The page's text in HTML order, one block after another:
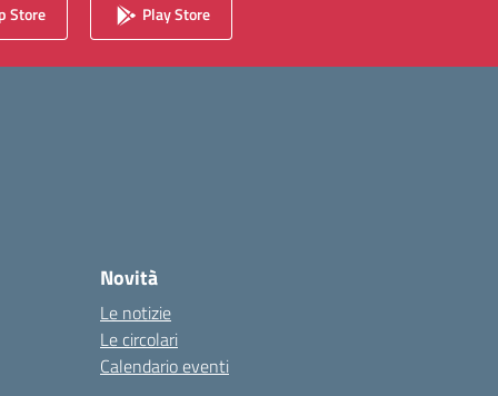
Store Play Store
Novità
Le notizie
Le circolari
Calendario eventi